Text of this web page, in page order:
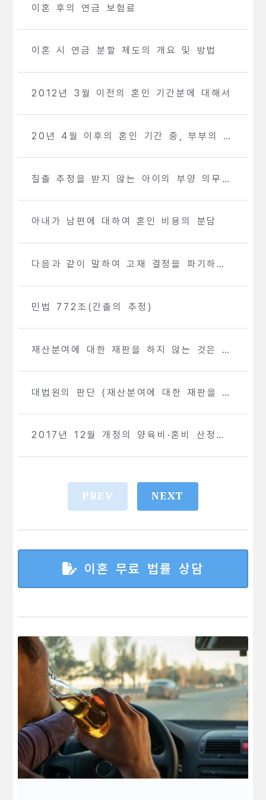
이혼 후의 연금 보험료
이혼 시 연금 분할 제도의 개요 및 방법
2012년 3월 이전의 혼인 기간분에 대해서
20년 4월 이후의 혼인 기간 중, 부부의 한
질출 추정을 받지 않는 아이의 부양 의무에
아내가 남편에 대하여 혼인 비용의 분담
다음과 같이 말하여 고재 결정을 파기하고
민법 772조(간출의 추정)
재산분여에 대한 재판을 하지 않는 것은 허
대법원의 판단 (재산분여에 대한 재판을 하
2017년 12월 개정의 양육비·혼비 산정표
PREV NEXT
이혼 무료 법률 상담